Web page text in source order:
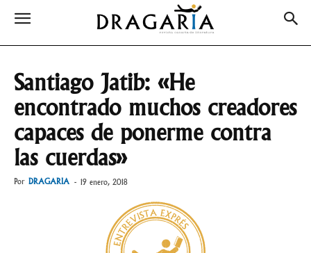
Santiago Jatib: «He
encontrado muchos creadores
capaces de ponerme contra
las cuerdas»
Por DRAGARIA - 19 enero, 2018